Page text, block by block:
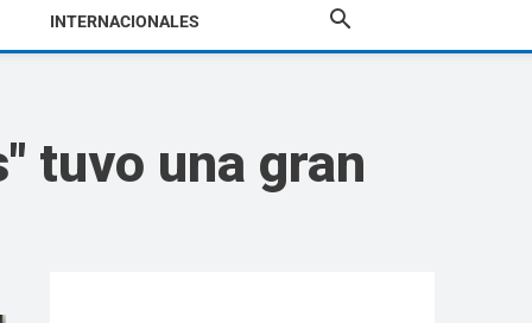
INTERNACIONALES
tuvo una gran